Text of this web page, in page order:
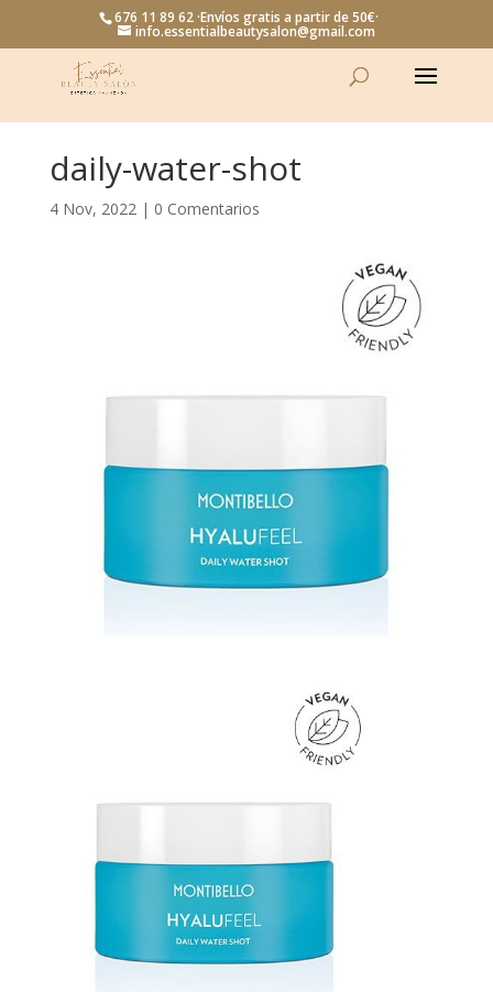
676 11 89 62 ·Envíos gratis a partir de 50€·
info.essentialbeautysalon@gmail.com
daily-water-shot
4 Nov, 2022| 0 Comentarios